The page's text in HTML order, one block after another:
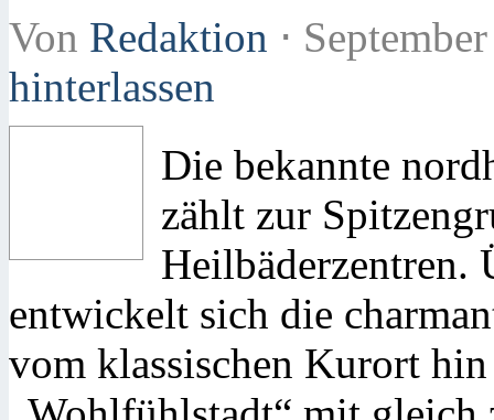
Von Redaktion ⋅
hinterlassen
Die bekannte
zählt zur
Heilbäderzentren.
entwickelt sich die
vom klassischen Kurort